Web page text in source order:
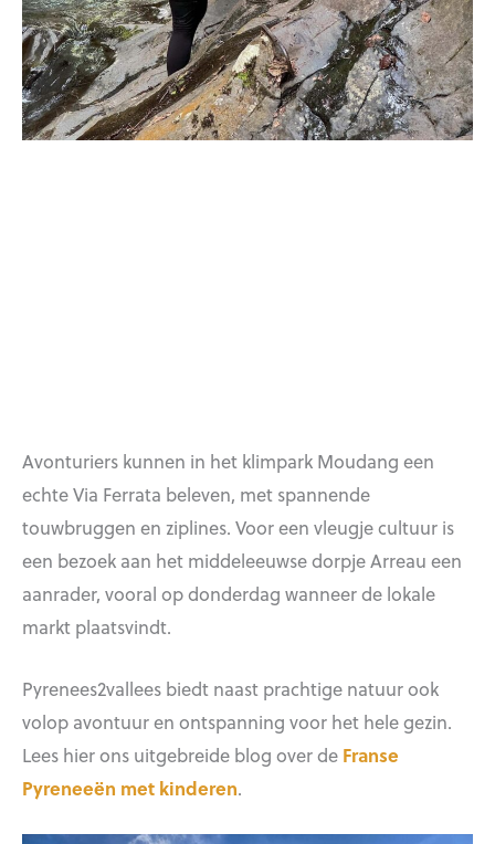
Avonturiers kunnen in het klimpark Moudang een
echte Via Ferrata beleven, met spannende
touwbruggen en ziplines. Voor een vleugje cultuur is
een bezoek aan het middeleeuwse dorpje Arreau een
aanrader, vooral op donderdag wanneer de lokale
markt plaatsvindt.
Pyrenees2vallees biedt naast prachtige natuur ook
volop avontuur en ontspanning voor het hele gezin.
Lees hier ons uitgebreide blog over de Franse
Pyreneeën met kinderen.